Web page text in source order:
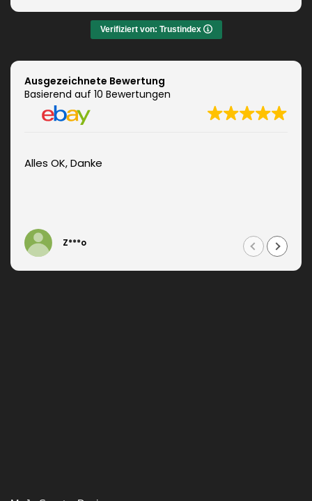
Das Ergebnis war jeden Euro wert. Vielen Dank!
Verifiziert von: Trustindex
Ausgezeichnete Bewertung
Basierend auf 10 Bewertungen
Alles OK, Danke
Z***o